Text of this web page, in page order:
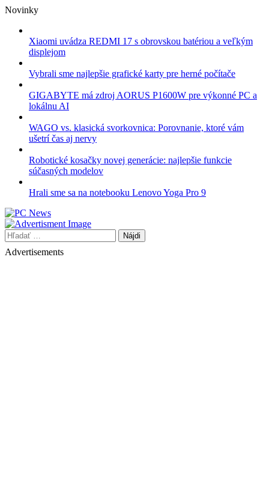
Skip
content
Novinky
Xiaomi uvádza REDMI 17 s obrovskou batériou a veľkým
displejom
Vybrali sme najlepšie grafické karty pre herné počítače
GIGABYTE má zdroj AORUS P1600W pre výkonné PC a
lokálnu AI
WAGO vs. klasická svorkovnica: Porovnanie, ktoré vám
ušetrí čas aj nervy
Robotické kosačky novej generácie: najlepšie funkcie
súčasných modelov
Hrali sme sa na notebooku Lenovo Yoga Pro 9
Hľadať:
Advertisements